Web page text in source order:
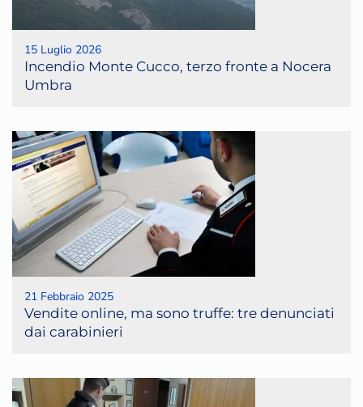
15 Luglio 2026
Incendio Monte Cucco, terzo fronte a Nocera
Umbra
21 Febbraio 2025
Vendite online, ma sono truffe: tre denunciati
dai carabinieri